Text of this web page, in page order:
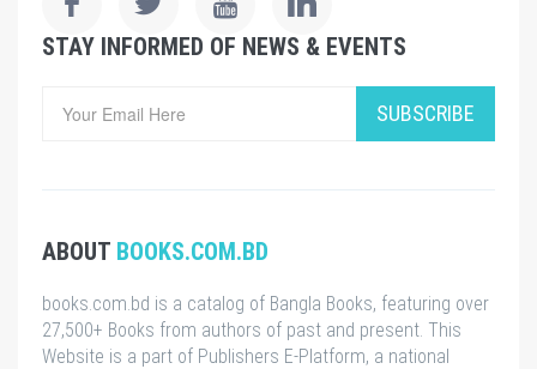
STAY INFORMED OF NEWS & EVENTS
SUBSCRIBE
ABOUT BOOKS.COM.BD
books.com.bd is a catalog of Bangla Books, featuring over
27,500+ Books from authors of past and present. This
Website is a part of Publishers E-Platform, a national